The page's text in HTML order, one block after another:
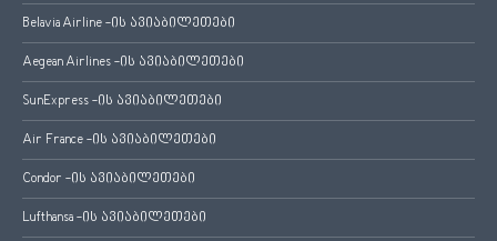
Belavia Airline -ის ავიაბილეთები
Aegean Airlines -ის ავიაბილეთები
SunExpress -ის ავიაბილეთები
Air France -ის ავიაბილეთები
Condor -ის ავიაბილეთები
Lufthansa -ის ავიაბილეთები